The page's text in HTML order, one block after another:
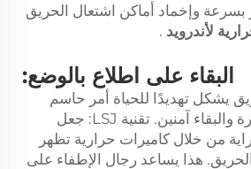
بسرعة وإخماد أماكن اشتعال الحريق
لأندرويد .
البقاء على اطلاع بالوضع:
يشكل تهديدًا للحياة أمر حاسم
لاتخاذ قرارات مستنيرة والبقاء آمنين. تقنية LSJ: جعل
من خلال كاميرات حرارية تظهر
هذا يساعد رجال الإطفاء على